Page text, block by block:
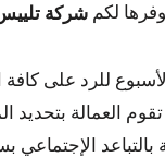
لكم شركة
للرد على
العمالة
بالتباعد